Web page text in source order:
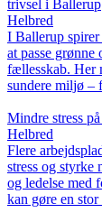
trivsel i Ballerup
Helbred
I Ballerup
at passe grønne
fællesskab. Her
sundere miljø –
Mindre stress
Helbred
Flere
stress og styrke
og ledelse med
kan gøre en